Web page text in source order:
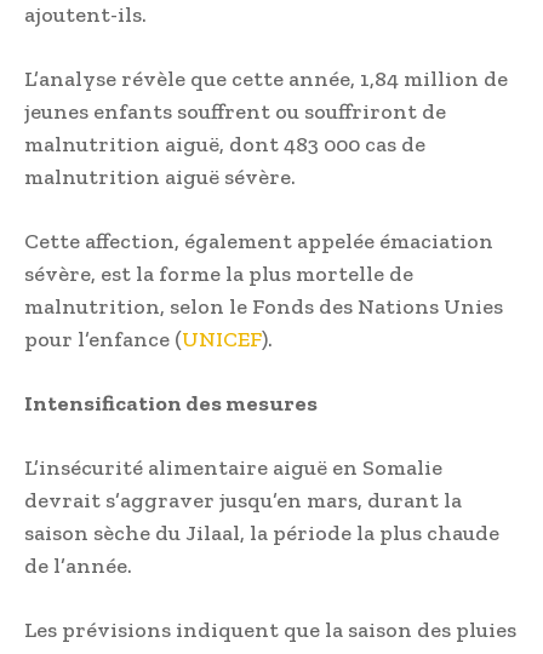
ajoutent-ils.
L’analyse révèle que cette année, 1,84 million de
jeunes enfants souffrent ou souffriront de
malnutrition aiguë, dont 483 000 cas de
malnutrition aiguë sévère.
Cette affection, également appelée émaciation
sévère, est la forme la plus mortelle de
malnutrition, selon le Fonds des Nations Unies
pour l’enfance (UNICEF).
Intensification des mesures
L’insécurité alimentaire aiguë en Somalie
devrait s’aggraver jusqu’en mars, durant la
saison sèche du Jilaal, la période la plus chaude
de l’année.
Les prévisions indiquent que la saison des pluies